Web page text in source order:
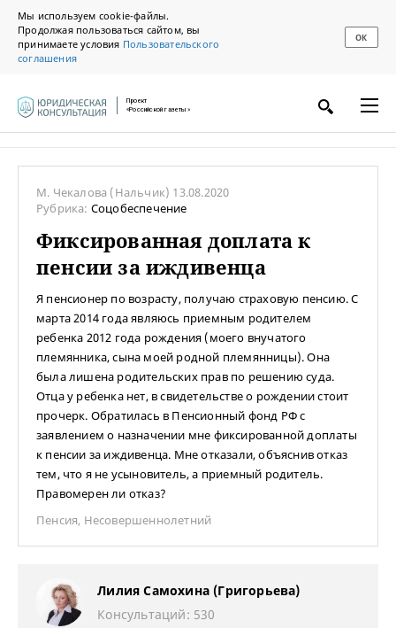
Мы используем cookie-файлы.
Продолжая пользоваться сайтом, вы
принимаете условия Пользовательского
соглашения
ОК
Проект
«Российской газеты»
М. Чекалова (Нальчик) 13.08.2020
Рубрика: Соцобеспечение
Фиксированная доплата к
пенсии за иждивенца
Я пенсионер по возрасту, получаю страховую пенсию. С
марта 2014 года являюсь приемным родителем
ребенка 2012 года рождения (моего внучатого
племянника, сына моей родной племянницы). Она
была лишена родительских прав по решению суда.
Отца у ребенка нет, в свидетельстве о рождении стоит
прочерк. Обратилась в Пенсионный фонд РФ с
заявлением о назначении мне фиксированной доплаты
к пенсии за иждивенца. Мне отказали, объяснив отказ
тем, что я не усыновитель, а приемный родитель.
Правомерен ли отказ?
Пенсия, Несовершеннолетний
Лилия Самохина (Григорьева)
Консультаций: 530